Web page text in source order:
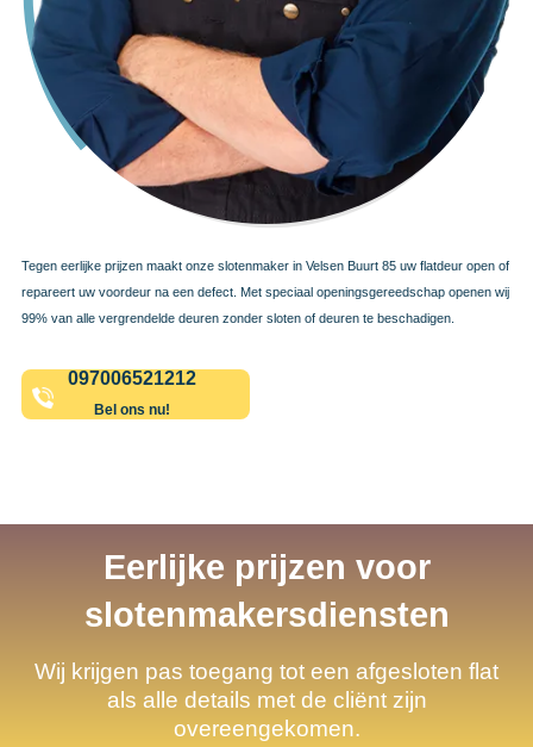
Tegen eerlijke prijzen maakt onze slotenmaker in Velsen Buurt 85 uw flatdeur open of
repareert uw voordeur na een defect. Met speciaal openingsgereedschap openen wij
99% van alle vergrendelde deuren zonder sloten of deuren te beschadigen.
097006521212
Bel ons nu!
Eerlijke prijzen voor
slotenmakersdiensten
Wij krijgen pas toegang tot een afgesloten flat
als alle details met de cliënt zijn
overeengekomen.